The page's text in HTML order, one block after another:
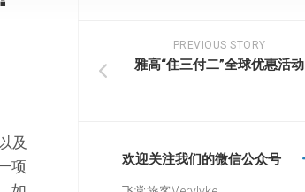
及
项
PREVIOUS STORY
雅高“住三付二”全球优惠活动
欢迎关注我们的微信公众号